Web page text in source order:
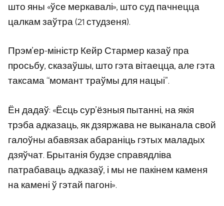
што яны «ўсе меркавалі», што суд пачнецца
цалкам заўтра (21 студзеня).
Прэм’ер-міністр Кейр Стармер казаў пра
просьбу, сказаўшы, што гэта вітаецца, але гэта
таксама “момант траўмы для нацыі”.
Ён дадаў: «Ёсць сур’ёзныя пытанні, на якія
трэба адказаць, як дзяржава не выканала свой
галоўны абавязак абараніць гэтых маладых
дзяўчат. Брытанія будзе справядліва
патрабаваць адказаў, і мы не пакінем каменя
на камені ў гэтай пагоні».